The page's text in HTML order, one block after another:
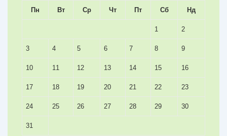
Пн Вт Ср Чт Пт Сб Нд
1 2
3 4 5 6 7 8 9
10 11 12 13 14 15 16
17 18 19 20 21 22 23
24 25 26 27 28 29 30
31